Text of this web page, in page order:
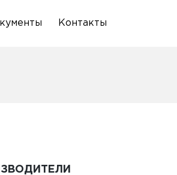
Контакты